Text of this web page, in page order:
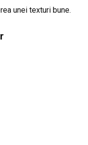
unei texturi bune.